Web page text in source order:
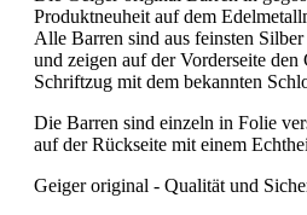
Produktneuheit auf dem
Alle Barren sind aus feinsten
und zeigen auf der Vorderseite den
Schriftzug mit dem bekannten
Die Barren sind einzeln in Folie
auf der Rückseite mit einem
Geiger original - Qualität und